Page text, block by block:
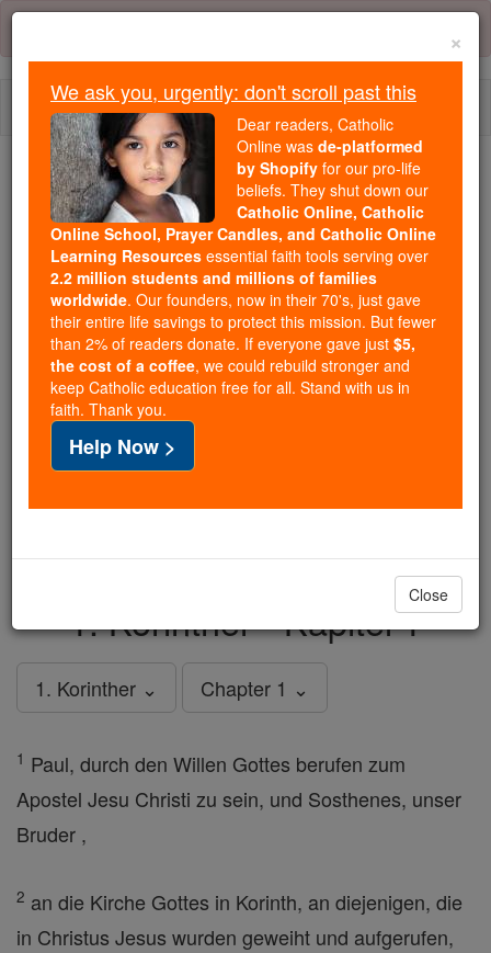
Skip
content
We ask you, urgently: don't scroll past this
Dear readers, Catholic Online
wasde-platformed by Shopify
for our pro-life beliefs. They
shut down ourCatholic
Online, Catholic Online School, Prayer Candles, and
Catholic Online Learning Resourcesessential faith
tools serving over2.2 million students and millions of
families worldwide. Our founders, now in their 70's,
just gave their entire life savings to protect this mission.
But fewer than 2% of readers donate. If everyone gave
just$5, the cost of a coffee, we could rebuild stronger
in faith. Thank you.DONATE TODAY >
1. Korinther - Kapitel 1
1. Korinther ⌄ Chapter 1 ⌄
1 Paul, durch den Willen Gottes berufen zum
Apostel Jesu Christi zu sein, und Sosthenes, unser
Bruder ,
2 an die Kirche Gottes in Korinth, an diejenigen, die
in Christus Jesus wurden geweiht und aufgerufen,
×
We ask you, urgently: don't scroll past this
Dear readers, Catholic
Online was de-platformed
by Shopify for our pro-life
beliefs. They shut down our
Catholic Online, Catholic
Online School, Prayer Candles, and Catholic Online
Learning Resources essential faith tools serving over
2.2 million students and millions of families
worldwide. Our founders, now in their 70's, just gave
their entire life savings to protect this mission. But fewer
than 2% of readers donate. If everyone gave just $5,
the cost of a coffee, we could rebuild stronger and
keep Catholic education free for all. Stand with us in
faith. Thank you.
Help Now >
Close